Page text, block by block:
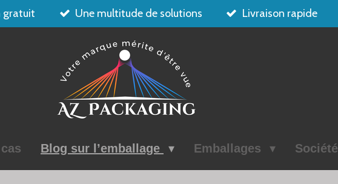
gratuit Une multitude de solutions Livraison rapide
Blog sur l’emballage Emballages Société